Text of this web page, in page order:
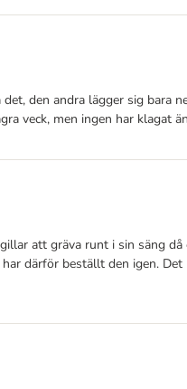
den andra lägger sig
veck, men ingen har klagat
att gräva runt i sin säng
därför beställt den igen.